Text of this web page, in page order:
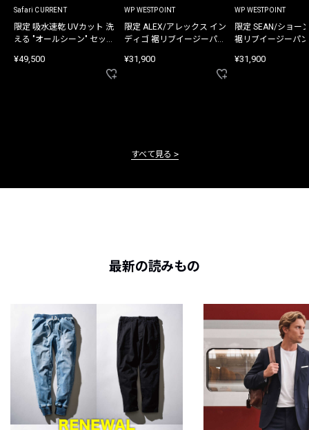
Safari CURRENT
限定 吸水速乾 UVカット 洗
える "オールシーン" セット
¥49,500
WP WESTPOINT
限定 ALEX/アレックス イン
ディゴ 裾リブイージーパン
¥31,900
WP WESTPOINT
限定 SEAN/ショー
裾リブイージーパ
¥31,900
すべて見る
最新の読みもの